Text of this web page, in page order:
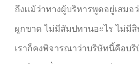
ถึงแม้ว่าทางผู้บริหารพูดอยู่เสมอ
ผูกขาด ไม่มีสัมปทานอะไร ไม่มีสิ
เราก็คงพิจารณาว่าบริษัทนี้คือบ